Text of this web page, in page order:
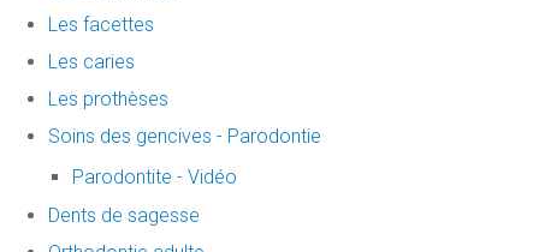
Les facettes
Les caries
Les prothèses
Soins des gencives - Parodontie
Parodontite - Vidéo
Dents de sagesse